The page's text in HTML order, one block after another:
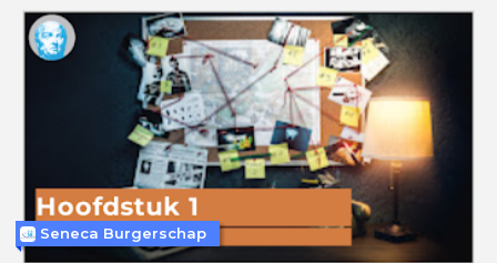
Seneca Burgerschap